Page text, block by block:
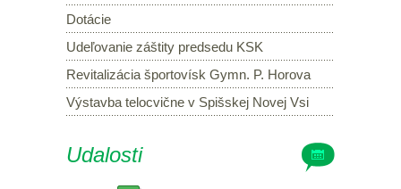
Dotácie
Udeľovanie záštity predsedu KSK
Revitalizácia športovísk Gymn. P. Horova
Výstavba telocvične v Spišskej Novej Vsi
Udalosti